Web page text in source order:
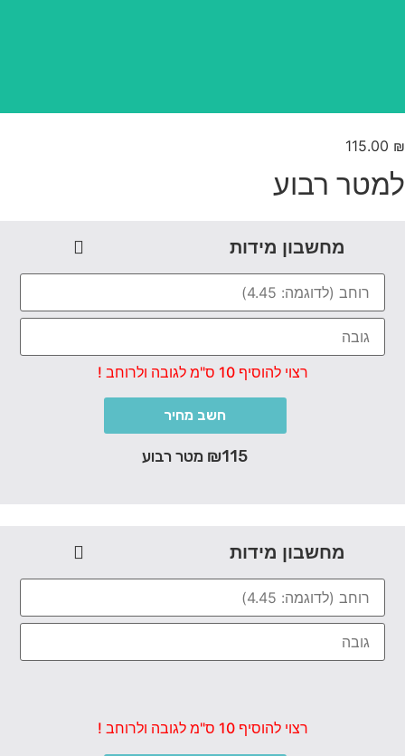
115.00
רבוע
מחשבון מידות
רצוי להוסיף 10 ס"מ לגובה ולרוחב !
חשב מחיר
₪115 מטר רבוע
מחשבון מידות
רצוי להוסיף 10 ס"מ לגובה ולרוחב !